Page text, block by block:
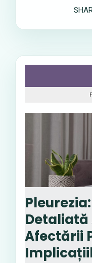
Detaliată
Afectării